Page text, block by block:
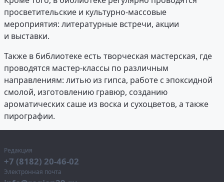
просветительские и культурно-массовые
мероприятия: литературные встречи, акции
и выставки.
Также в библиотеке есть творческая мастерская, где
проводятся мастер-классы по различным
направлениям: литью из гипса, работе с эпоксидной
смолой, изготовлению гравюр, созданию
ароматических саше из воска и сухоцветов, а также
пирографии.
Редакция
+7 (8182) 20-46-02
Электронная почта